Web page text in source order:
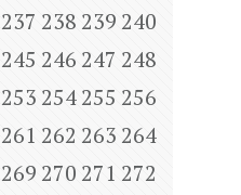
237 238 239 240
245 246 247 248
253 254255 256
261 262 263 264
269 270 271 272